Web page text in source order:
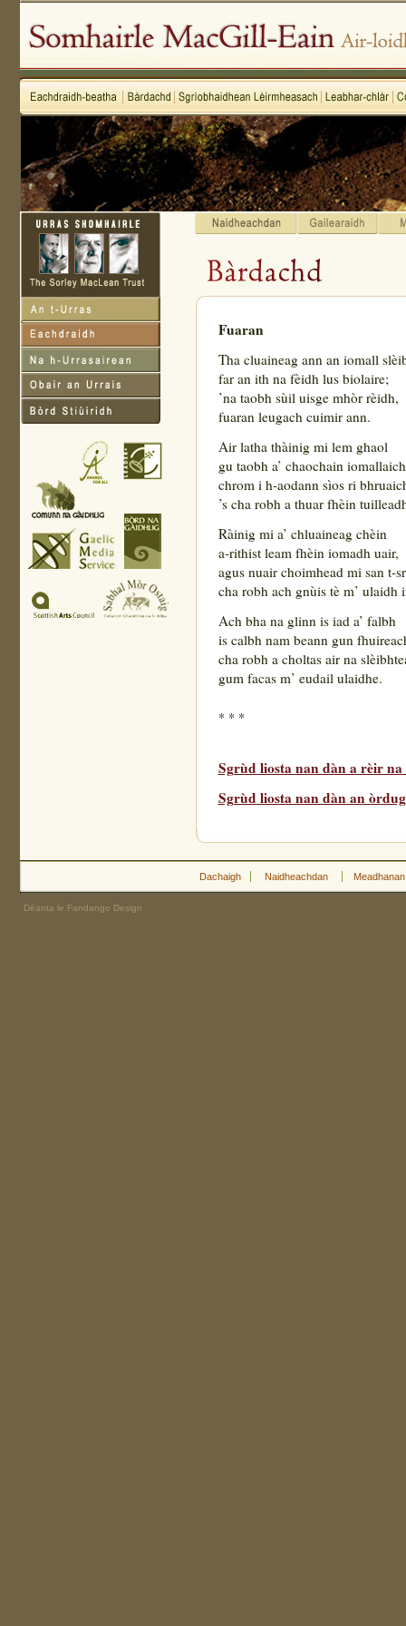
Fuaran
Tha cluaineag ann an iomall
far an ith na fèidh lus biolaire;
’na taobh sùil uisge mhòr rèidh,
fuaran leugach cuimir ann.
Air latha thàinig mi lem ghaol
gu taobh a’ chaochain
chrom i h-aodann sìos ri
’s cha robh a thuar fhèin
Ràinig mi a’ chluaineag chèin
a-rithist leam fhèin iomadh uair,
agus nuair choimhead mi san t-
cha robh ach gnùis tè m’ ulaidh
Ach bha na glinn is iad a’ falbh
is calbh nam beann gun
cha robh a choltas air na
gum facas m’ eudail ulaidhe.
* * *
Sgrùd liosta nan dàn a rèir na
Sgrùd liosta nan dàn an
Dachaigh Naidheachdan Meadhanan
Dèanta le Fandango Design